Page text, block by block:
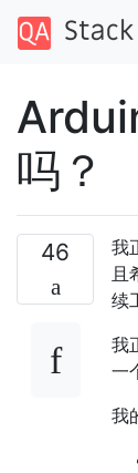
吗？
46
我
且
续
我
一
我